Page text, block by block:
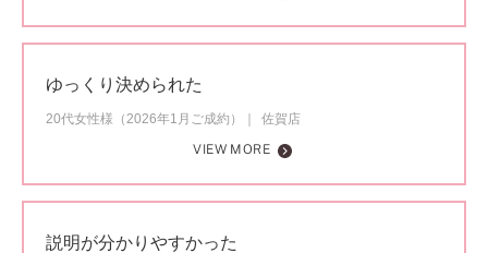
ゆっくり決められた
20代女性様（2026年1月ご成約）
佐賀店
VIEW MORE
説明が分かりやすかった